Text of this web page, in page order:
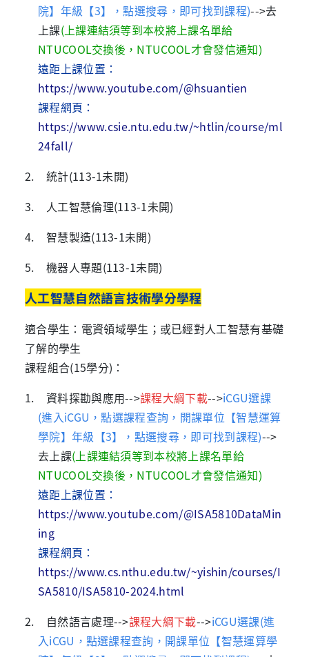
院】年級【3】，點選搜尋，即可找到課程)-->去
上課(上課連結須等到本校將上課名單給
NTUCOOL交換後，NTUCOOL才會發信通知)
遠距上課位置：
https://www.youtube.com/@hsuantien
課程網頁：
https://www.csie.ntu.edu.tw/~htlin/course/ml
24fall/
2. 統計(113-1未開)
3. 人工智慧倫理(113-1未開)
4. 智慧製造(113-1未開)
5. 機器人專題(113-1未開)
人工智慧自然語言技術學分學程
適合學生：電資領域學生；或已經對人工智慧有基礎
了解的學生
課程組合(15學分) ：
1. 資料探勘與應用-->課程大綱下載-->iCGU選課
(進入iCGU，點選課程查詢，開課單位【智慧運算
學院】年級【3】，點選搜尋，即可找到課程)-->
去上課(上課連結須等到本校將上課名單給
NTUCOOL交換後，NTUCOOL才會發信通知)
遠距上課位置：
https://www.youtube.com/@ISA5810DataMin
ing
課程網頁：
https://www.cs.nthu.edu.tw/~yishin/courses/I
SA5810/ISA5810-2024.html
2. 自然語言處理-->課程大綱下載-->iCGU選課(進
入iCGU，點選課程查詢，開課單位【智慧運算學